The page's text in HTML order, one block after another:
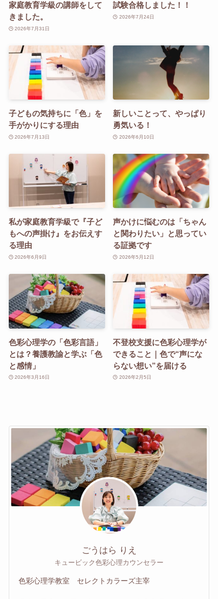
家庭教育学級の講師をして
きました。
2026年7月31日
試験合格しました！！
2026年7月24日
子どもの気持ちに「色」を
手がかりにする理由
2026年7月13日
新しいことって、やっぱり
勇気いる！
2026年6月10日
私が家庭教育学級で『子ど
もへの声掛け』をお伝えす
る理由
2026年6月9日
声かけに悩むのは「ちゃん
と関わりたい」と思ってい
る証拠です
2026年5月12日
色彩心理学の「色彩言語」
とは？養護教諭と学ぶ「色
と感情」
2026年3月16日
不登校支援に色彩心理学が
できること｜色で“声にな
らない想い”を届ける
2026年2月5日
ごうはら りえ
キュービック色彩心理カウンセラー
色彩心理学教室 セレクトカラーズ主宰